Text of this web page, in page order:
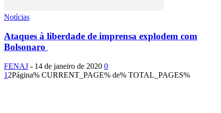
Notícias
Ataques à liberdade de imprensa explodem com
Bolsonaro
FENAJ - 14 de janeiro de 2020 0
1 2Página% CURRENT_PAGE% de% TOTAL_PAGES%